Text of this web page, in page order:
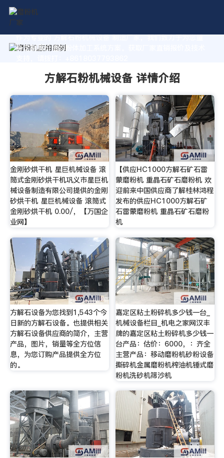
作为专业的 方解石粉机械设备 制造厂家，我们致力于为您量
身定制高价值的粉体加工系统方案。获取厂家直销报价及技术
方解石粉机械设备 详情介绍
金刚砂烘干机 星巨机械设备 滚
筒式金刚砂烘干机巩义市星巨机
械设备制造有限公司提供的金刚
砂烘干机 星巨机械设备 滚筒式
金刚砂烘干机 0.00/，【万国企
业网】
【供应HC1000方解石矿石雷
蒙磨粉机 重晶石矿石磨粉机 欢
迎前来中国供应商了解桂林鸿程
发布的供应HC1000方解石矿
石雷蒙磨粉机 重晶石矿石磨粉
机
方解石设备为您找到1,543个今
日新的方解石设备。也提供相关
方解石设备供应商的简介，主营
产品，图片，销量等全方位信
息，为您订购产品提供全方位
的。
嘉定区粘土粉碎机多少钱一台_
机械设备栏目_机电之家网汉丰
牌的嘉定区粘土粉碎机多少钱一
台产品：估价：6000，：齐全
主营产品：移动磨粉机砂粉设备
撕碎机金属磨粉机榨油机锤式磨
粉机洗砂机筛沙机